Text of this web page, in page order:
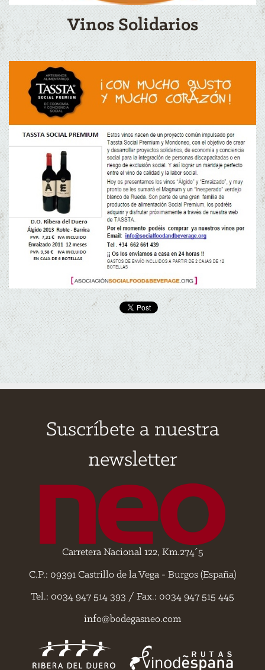
Vinos Solidarios
Suscríbete a nuestra
newsletter
Carretera Nacional 122, Km.274´5
C.P.: 09391 Castrillo de la Vega - Burgos (España)
Tel.: 0034 947 514 393 / Fax.: 0034 947 515 445
info@bodegasneo.com